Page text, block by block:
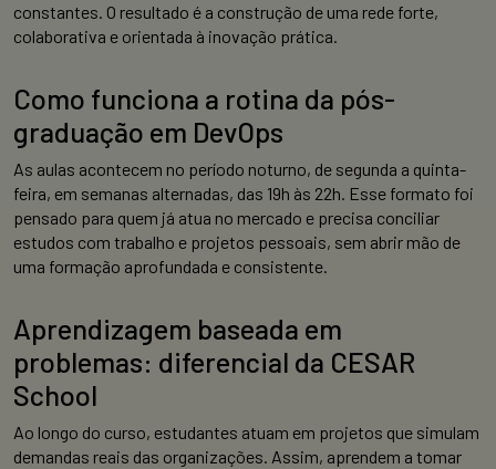
constantes. O resultado é a construção de uma rede forte,
colaborativa e orientada à inovação prática.
Como funciona a rotina da pós-
graduação em DevOps
As aulas acontecem no período noturno, de segunda a quinta-
feira, em semanas alternadas, das 19h às 22h. Esse formato foi
pensado para quem já atua no mercado e precisa conciliar
estudos com trabalho e projetos pessoais, sem abrir mão de
uma formação aprofundada e consistente.
Aprendizagem baseada em
problemas: diferencial da CESAR
School
Ao longo do curso, estudantes atuam em projetos que simulam
demandas reais das organizações. Assim, aprendem a tomar